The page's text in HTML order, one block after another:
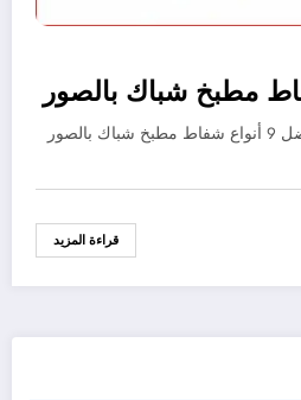
أنواع شفاط مطبخ شباك أفضل 9 أنواع شفاط مطبخ شباك بالصور
قراءة المزيد